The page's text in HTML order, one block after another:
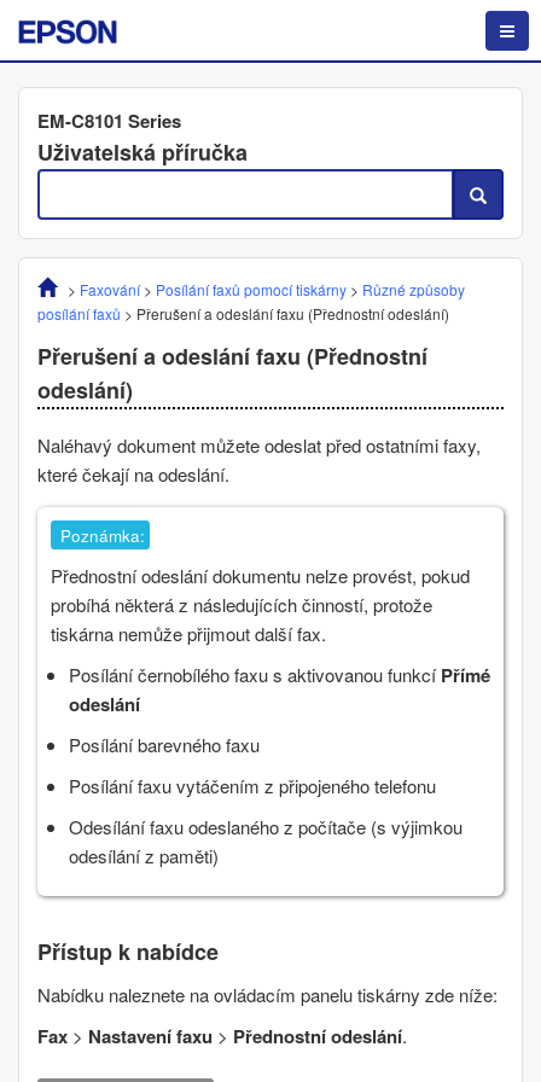
EM-C8101 Series
Uživatelská příručka
> Faxování> Posílání faxů pomocí tiskárny> Různé způsoby
posílání faxů > Přerušení a odeslání faxu (Přednostní odeslání)
Přerušení a odeslání faxu (Přednostní
odeslání)
Naléhavý dokument můžete odeslat před ostatními faxy,
které čekají na odeslání.
Poznámka:
Přednostní odeslání dokumentu nelze provést, pokud
probíhá některá z následujících činností, protože
tiskárna nemůže přijmout další fax.
Posílání černobílého faxu s aktivovanou funkcíPřímé
odeslání
Posílání barevného faxu
Posílání faxu vytáčením z připojeného telefonu
Odesílání faxu odeslaného z počítače (s výjimkou
odesílání z paměti)
Přístup k nabídce
Nabídku naleznete na ovládacím panelu tiskárny zde níže:
Fax > Nastavení faxu > Přednostní odeslání.